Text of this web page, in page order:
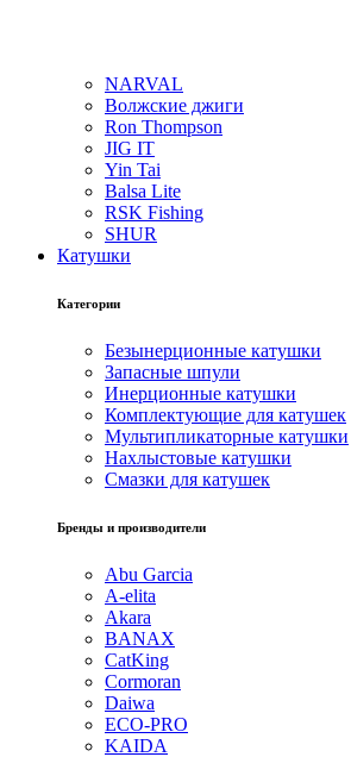
NARVAL
Волжские джиги
Ron Thompson
JIG IT
Yin Tai
Balsa Lite
RSK Fishing
SHUR
Катушки
Категории
Безынерционные катушки
Запасные шпули
Инерционные катушки
Комплектующие для катушек
Мультипликаторные катушки
Нахлыстовые катушки
Смазки для катушек
Бренды и производители
Abu Garcia
A-elita
Akara
BANAX
CatKing
Cormoran
Daiwa
ECO-PRO
KAIDA